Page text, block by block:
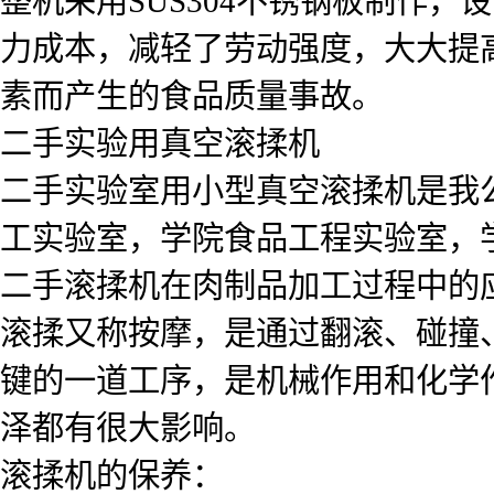
力成本，减轻了劳动强度，大大
素而产生的食品质量事故。
二手实验用真空滚揉机
二手实验室用小型真空滚揉机是
工实验室，学院食品工程实验室
二手滚揉机在肉制品加工过程中
滚揉又称按摩，是通过翻滚、碰
键的一道工序，是机械作用和化
泽都有很大影响。
滚揉机的保养：